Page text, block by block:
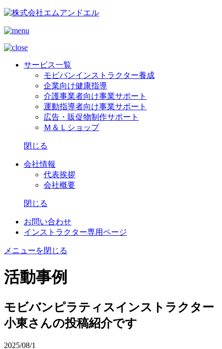
サービス一覧
モビバンインストラクター養成
企業向け健康指導
介護事業者向け事業サポート
運動指導者向け事業サポート
広告・販促物制作サポート
Ｍ＆Ｌショップ
閉じる
会社情報
代表挨拶
会社概要
閉じる
お問い合わせ
インストラクター専用ページ
メニューを閉じる
活動事例
モビバンピラティスインストラクター
小東さんの投稿紹介です
2025/08/1